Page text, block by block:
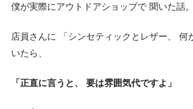
僕が実際にアウトドアショップで 聞いた話。
店員さんに 「シンセティックとレザー、 何
いたら、
「正直に言うと、 要は雰囲気代ですよ」